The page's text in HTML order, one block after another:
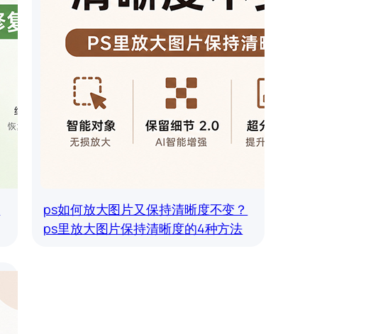
ps如何放大图片又保持清晰度不变？
ps里放大图片保持清晰度的4种方法